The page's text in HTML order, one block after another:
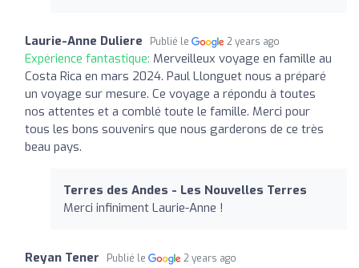
Laurie-Anne Duliere Publié le 2 years ago
Expérience fantastique: Merveilleux voyage en famille au
Costa Rica en mars 2024. Paul Llonguet nous a préparé
un voyage sur mesure. Ce voyage a répondu à toutes
nos attentes et a comblé toute le famille. Merci pour
tous les bons souvenirs que nous garderons de ce très
beau pays.
Terres des Andes - Les Nouvelles Terres
Merci infiniment Laurie-Anne !
Reyan Tener Publié le 2 years ago